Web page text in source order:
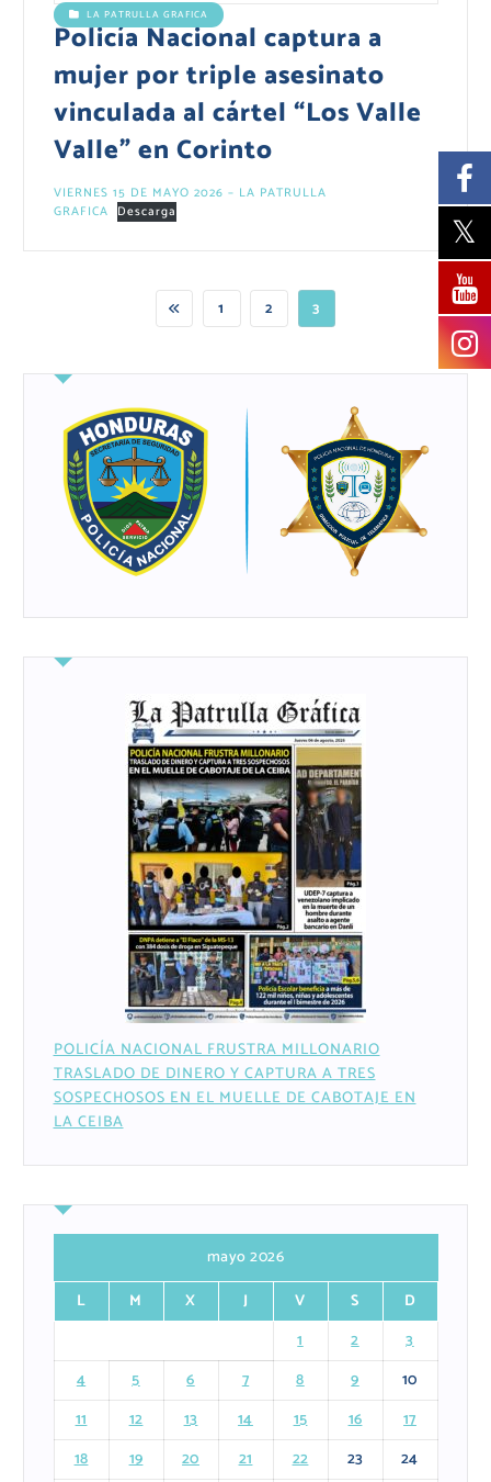
LA PATRULLA GRAFICA
Policía Nacional captura a
mujer por triple asesinato
vinculada al cártel “Los Valle
Valle” en Corinto
VIERNES 15 DE MAYO 2026 – LA PATRULLA
GRAFICA Descarga
1 2 3
POLICÍA NACIONAL FRUSTRA MILLONARIO
TRASLADO DE DINERO Y CAPTURA A TRES
SOSPECHOSOS EN EL MUELLE DE CABOTAJE EN
LA CEIBA
mayo 2026
L
M X J V S
D
1
2
3
4
5 6 7 8 9
10
11
12 13 14 15 16
17
18
19 20 21 22 23
24